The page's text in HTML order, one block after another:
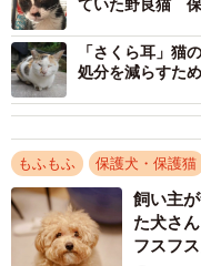
2019年2月、生後4、5
が、かつて農業機械を
2匹はそっくりだった
るということを繰り返
来なくなるのだろうと
をすっかり住処にした
「ちか」という名前を
ていた野良猫 保
「さくら耳」
処分を減らすた
もふもふ 保護犬・保護猫
飼い主
た犬さ
フスフ